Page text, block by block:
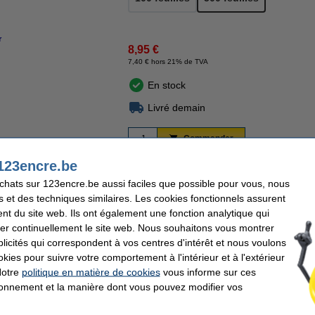
8,95 €
7,40 € hors 21% de TVA
En stock
Livré demain
Commander
Boutique en ligne'
donne une dimension supplémentaire aux documents. Ce papier de
(imprimantes à jet d'encre et laser). Le papier de 80 g/m² offre des
500 feuilles de papier coloré multifonctionnel.
Format:
sur 123encre.be aussi faciles que possible pour vous, nous
et des techniques similaires. Les cookies fonctionnels assurent
du site web. Ils ont également une fonction analytique qui
continuellement le site web. Nous souhaitons vous montrer
qui correspondent à vos centres d'intérêt et nous voulons
pour suivre votre comportement à l'intérieur et à l'extérieur
politique en matière de cookiesvous informe sur ces
et la manière dont vous pouvez modifier vos